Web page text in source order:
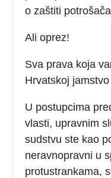
o zaštiti
Ali oprez!
Sva prava koja
Hrvatskoj
U postupcima
vlasti, upravnim
sudstvu ste kao
neravnopravni u
protustrankama,